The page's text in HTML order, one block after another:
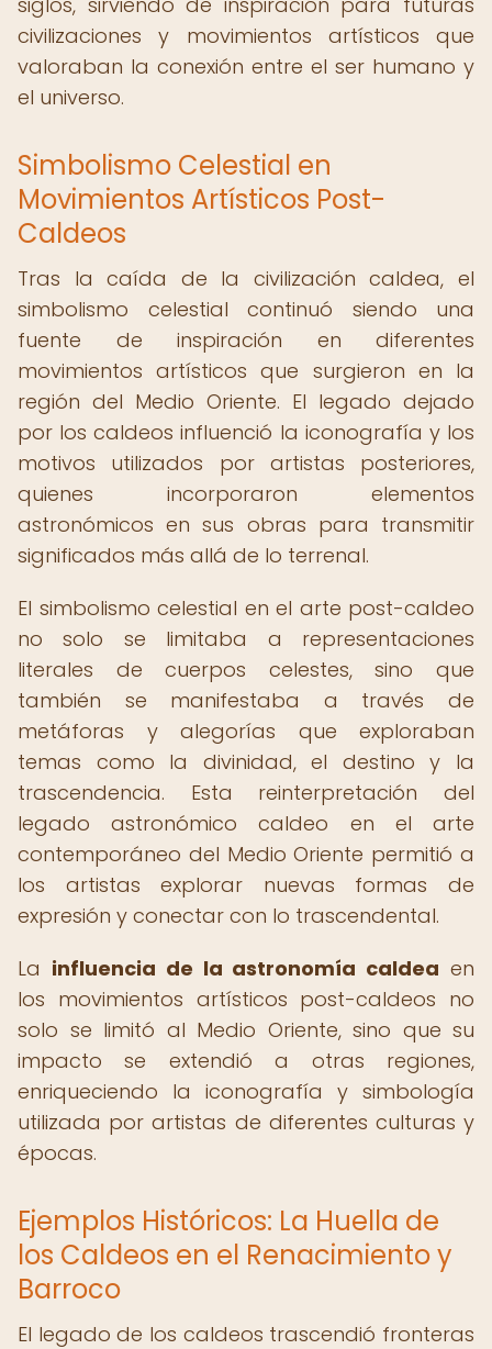
civilizaciones y movimientos artísticos que
valoraban la conexión entre el ser humano y
el universo.
Simbolismo Celestial en
Movimientos Artísticos Post-
Caldeos
Tras la caída de la civilización caldea, el
simbolismo celestial continuó siendo una
fuente de inspiración en diferentes
movimientos artísticos que surgieron en la
región del Medio Oriente. El legado dejado
por los caldeos influenció la iconografía y los
motivos utilizados por artistas posteriores,
quienes incorporaron elementos
astronómicos en sus obras para transmitir
significados más allá de lo terrenal.
El simbolismo celestial en el arte post-caldeo
no solo se limitaba a representaciones
literales de cuerpos celestes, sino que
también se manifestaba a través de
metáforas y alegorías que exploraban
temas como la divinidad, el destino y la
trascendencia. Esta reinterpretación del
legado astronómico caldeo en el arte
contemporáneo del Medio Oriente permitió a
los artistas explorar nuevas formas de
expresión y conectar con lo trascendental.
La influencia de la astronomía caldea en
los movimientos artísticos post-caldeos no
solo se limitó al Medio Oriente, sino que su
impacto se extendió a otras regiones,
enriqueciendo la iconografía y simbología
utilizada por artistas de diferentes culturas y
épocas.
Ejemplos Históricos: La Huella de
los Caldeos en el Renacimiento y
Barroco
El legado de los caldeos trascendió fronteras